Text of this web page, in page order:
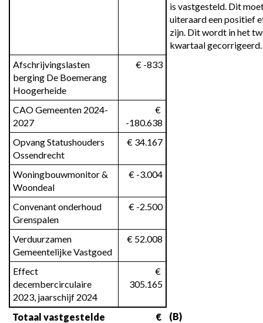
is vastgesteld. Dit
uiteraard een positief
zijn. Dit wordt in het
kwartaal gecorrigeerd.
Afschrijvingslasten
berging De Boemerang
Hoogerheide
€ -833
CAO Gemeenten 2024-
2027
-180.638
Opvang Statushouders
Ossendrecht
€ 34.167
Woningbouwmonitor &
Woondeal
€ -3.004
Convenant onderhoud
Grenspalen
€ -2.500
Verduurzamen
Gemeentelijke Vastgoed
€ 52.008
Effect
decembercirculaire
2023, jaarschijf 2024
305.165
Totaal vastgestelde
(B)